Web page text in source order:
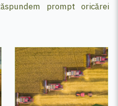
prompt oricărei